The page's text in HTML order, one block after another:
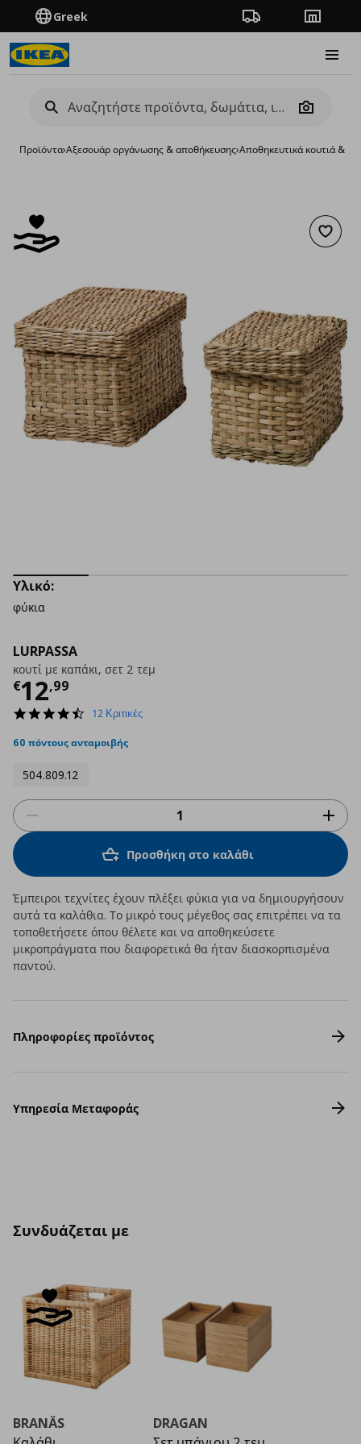
Greek Πορεία παραγγελίας
Camera
Προϊόντα›Aξεσουάρ οργάνωσης & αποθήκευσης›Αποθηκευτικά κουτιά &
LURPASSA
κουτί με καπάκι, σετ 2 τεμ
€12,99
Τρέχουσα τιμή
4.4
rating
12 Κριτικές
60 πόντους ανταμοιβής
504.809.12
Υλικό:
φύκια
Προσθήκη στο καλάθι
Έμπειροι τεχνίτες έχουν πλέξει φύκια για να δημιουργήσουν
αυτά τα καλάθια. Το μικρό τους μέγεθος σας επιτρέπει να τα
τοποθετήσετε όπου θέλετε και να αποθηκεύσετε
μικροπράγματα που διαφορετικά θα ήταν διασκορπισμένα
παντού.
Πληροφορίες προϊόντος
Υπηρεσία Μεταφοράς
Συνδυάζεται με
BRANÄS
DRAGAN